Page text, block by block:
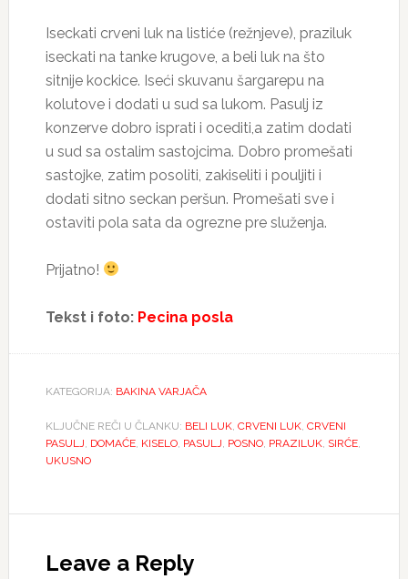
Iseckati crveni luk na listiće (režnjeve), praziluk
iseckati na tanke krugove, a beli luk na što
sitnije kockice. Iseći skuvanu šargarepu na
kolutove i dodati u sud sa lukom. Pasulj iz
konzerve dobro isprati i ocediti,a zatim dodati
u sud sa ostalim sastojcima. Dobro promešati
sastojke, zatim posoliti, zakiseliti i pouljiti i
dodati sitno seckan peršun. Promešati sve i
ostaviti pola sata da ogrezne pre služenja.
Prijatno!
Tekst i foto: Pecina posla
KATEGORIJA: BAKINA VARJAČA
KLJUČNE REČI U ČLANKU: BELI LUK, CRVENI LUK, CRVENI
PASULJ, DOMAĆE, KISELO, PASULJ, POSNO, PRAZILUK, SIRĆE,
UKUSNO
Interactions
Leave a Reply